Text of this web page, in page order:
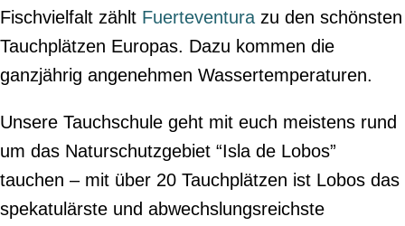
Fischvielfalt zählt Fuerteventura zu den schönsten
Tauchplätzen Europas. Dazu kommen die
ganzjährig angenehmen Wassertemperaturen.
Unsere Tauchschule geht mit euch meistens rund
um das Naturschutzgebiet “Isla de Lobos”
tauchen – mit über 20 Tauchplätzen ist Lobos das
spekatulärste und abwechslungsreichste